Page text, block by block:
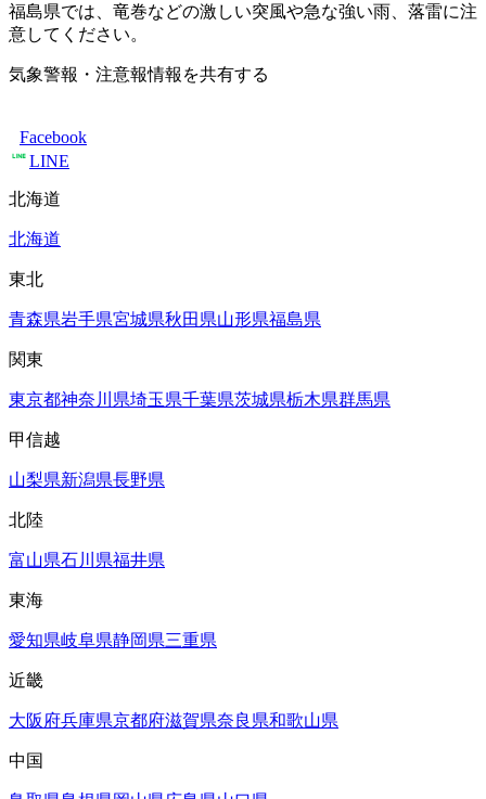
福島県では、竜巻などの激しい突風や急な強い雨、落雷に注
意してください。
気象警報・注意報情報を共有する
Facebook
LINE
北海道
北海道
東北
青森県岩手県宮城県秋田県山形県福島県
関東
東京都神奈川県埼玉県千葉県茨城県栃木県群馬県
甲信越
山梨県新潟県長野県
北陸
富山県石川県福井県
東海
愛知県岐阜県静岡県三重県
近畿
大阪府兵庫県京都府滋賀県奈良県和歌山県
中国